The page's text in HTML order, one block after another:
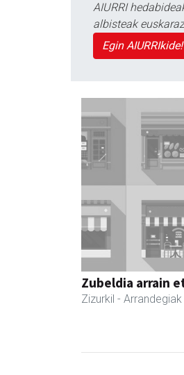
AIURRI
albisteak
Egin AIURRIkide!
Zubeldia arrain
Zizurkil - Arrandegiak